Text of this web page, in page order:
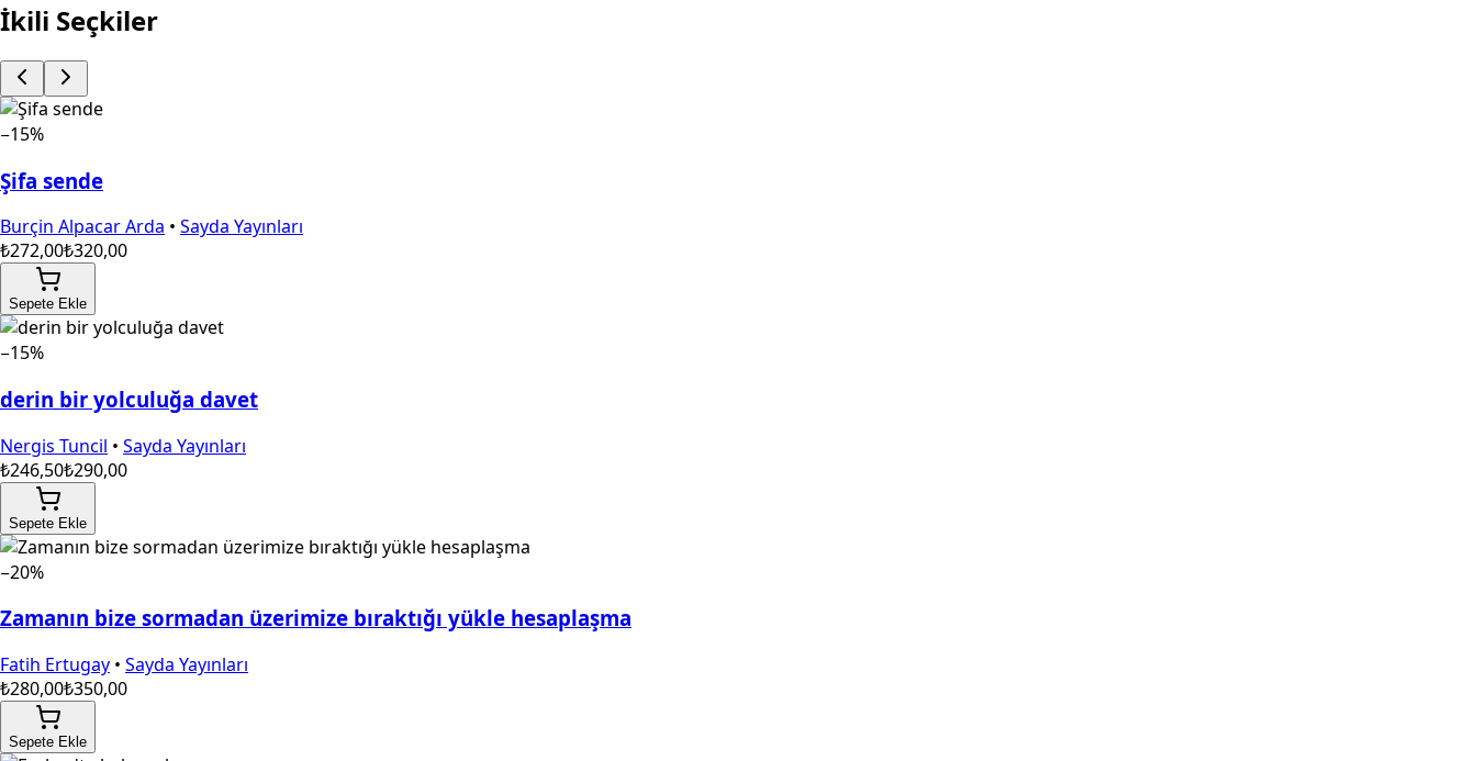
İkili Seçkiler
−15%
Şifa sende
Burçin Alpacar Arda • Sayda Yayınları
₺272,00₺320,00
Sepete Ekle
−15%
derin bir yolculuğa davet
Nergis Tuncil • Sayda Yayınları
₺246,50₺290,00
Sepete Ekle
−20%
Zamanın bize sormadan üzerimize bıraktığı yükle hesaplaşma
Fatih Ertugay • Sayda Yayınları
₺280,00₺350,00
Sepete Ekle